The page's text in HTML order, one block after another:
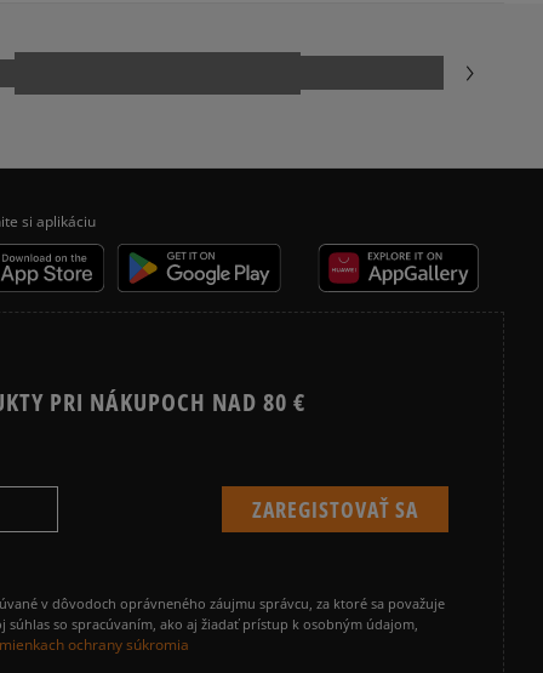
nemá žiadne recenzie
si aplikáciu
PRI NÁKUPOCH NAD 80 €
v dôvodoch oprávneného záujmu správcu, za ktoré sa považuje
so spracúvaním, ako aj žiadať prístup k osobným údajom,
ochrany súkromia